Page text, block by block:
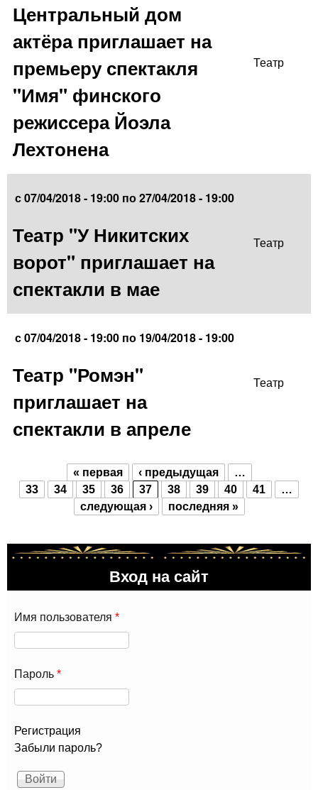
Центральный дом
актёра приглашает на
премьеру спектакля
"Имя" финского
режиссера Йоэла
Лехтонена
Театр
с07/04/2018 - 19:00 по27/04/2018 - 19:00
Театр "У Никитских
ворот" приглашает на
спектакли в мае
Театр
с07/04/2018 - 19:00 по 19/04/2018 - 19:00
Театр "Ромэн"
приглашает на
спектакли в апреле
Театр
Страницы
« первая ‹ предыдущая
…
33
34 35 36 37 38 39 40 41
…
следующая ›
последняя »
Вход на сайт
Имя пользователя *
Пароль *
Регистрация
Забыли пароль?